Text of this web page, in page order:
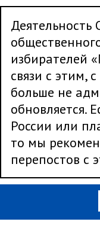
Деятельность
избирателей
связи с этим,
больше не
обновляется.
России или
то мы
перепостов с